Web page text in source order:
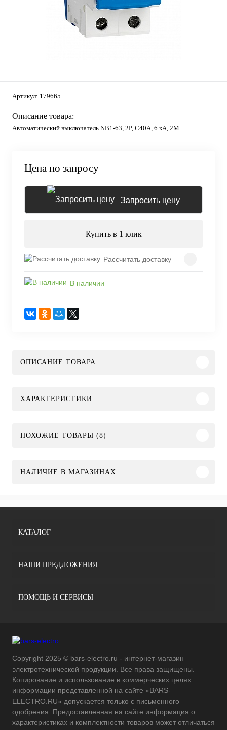
Артикул: 179665
Описание товара:
Автоматический выключатель NB1-63, 2P, C40А, 6 кА, 2М
Цена по запросу
Запросить цену
Купить в 1 клик
Рассчитать доставку
В наличии
ОПИСАНИЕ ТОВАРА
ХАРАКТЕРИСТИКИ
ПОХОЖИЕ ТОВАРЫ (8)
НАЛИЧИЕ В МАГАЗИНАХ
КАТАЛОГ
НАШИ ПРЕДЛОЖЕНИЯ
ПОМОЩЬ И СЕРВИСЫ
Copyright 2025 © bars-electro.ru - интернет-магазин
электротехнической продукции. Все права защищены.
Копирование и использование в коммерческих целях
информации представленной на сайте «BARS-
ELECTRO.RU» допускается только с письменного
одобрения. Предоставленная на сайте информация о
характеристиках и комплектности товаров может отличаться